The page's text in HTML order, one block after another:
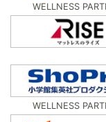
WELLNESS
WELLNESS